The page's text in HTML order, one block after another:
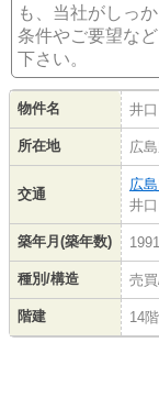
も、当社がしっ
条件やご要望な
下さい。
物件名 井
所在地 広
交通
広
井
築年月(築年数)
種別/構造 売
階建 14